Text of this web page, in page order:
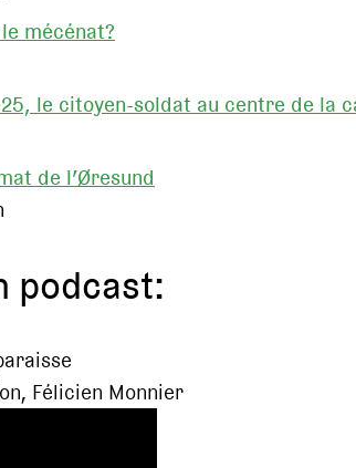
mécénat?
le citoyen-soldat au centre de la
de l’Øresund
podcast:
Félicien Monnier